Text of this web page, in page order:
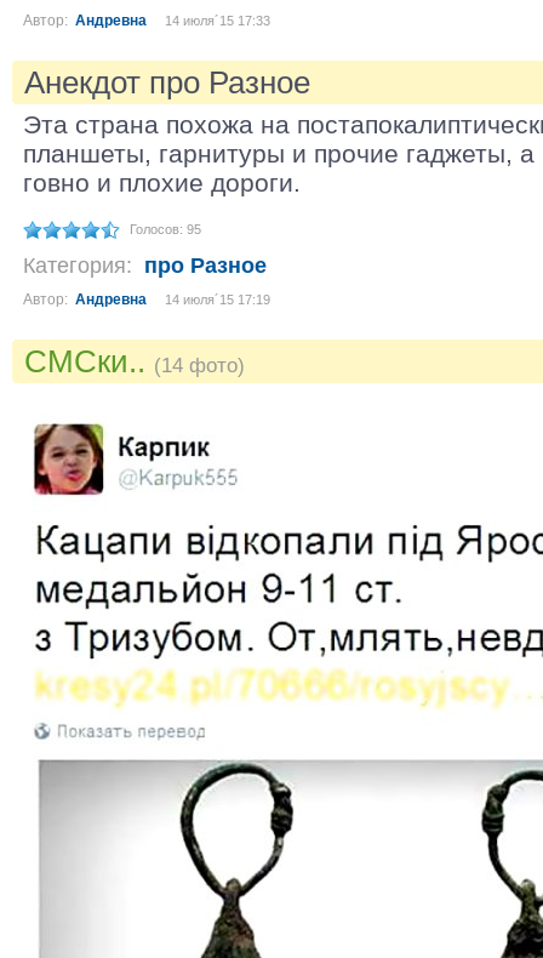
Автор: Андревна 14 июля´15 17:33
Анекдот про Разное
Эта страна похожа на
планшеты, гарнитуры и прочие гаджеты, а
говно и плохие дороги.
Голосов: 95
Категория: про Разное
Автор: Андревна 14 июля´15 17:19
СМСки.. (14 фото)